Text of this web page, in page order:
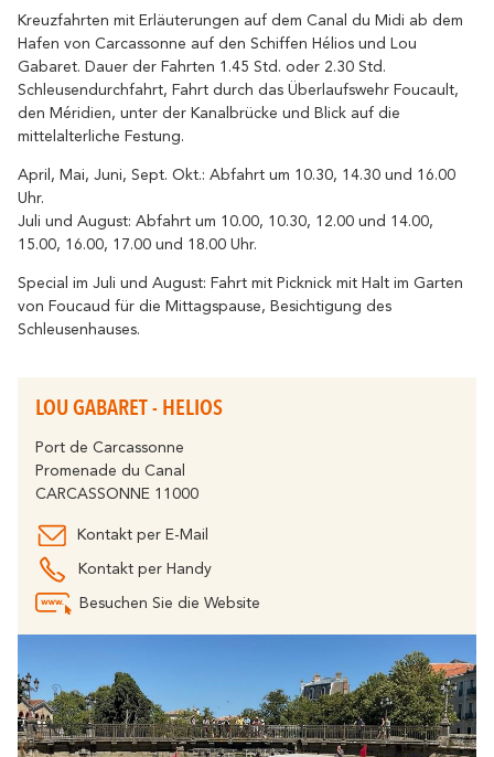
Wo die Geschichtewiderhallt
Wo die Natur widerhallt
Der Canal du Midi
Wo die Natur
Rund um Carcassonne
Wo die Vielfalt
Und außerdem
Alle Unterkünfte
Entspannung &
Alle Aktivitäten
Umweltbewusstes Reiseziel
Tourismus & Behinderung
Mit dem Fahrrad
Kontakt Broschüren
Entdecken Sie alle wichtigen
Veranstaltungen
Brennen der Stadt, der Weihnachtszauber,
Höhepunkte
Kreuzfahrten mit Erläuterungen auf dem Canal du Midi ab dem
Hafen von Carcassonne auf den Schiffen Hélios und Lou
Gabaret. Dauer der Fahrten 1.45 Std. oder 2.30 Std.
Schleusendurchfahrt, Fahrt durch das Überlaufswehr Foucault,
den Méridien, unter der Kanalbrücke und Blick auf die
mittelalterliche Festung.
April, Mai, Juni, Sept. Okt.: Abfahrt um 10.30, 14.30 und 16.00
Uhr.
Juli und August: Abfahrt um 10.00, 10.30, 12.00 und 14.00,
15.00, 16.00, 17.00 und 18.00 Uhr.
Special im Juli und August: Fahrt mit Picknick mit Halt im Garten
von Foucaud für die Mittagspause, Besichtigung des
Schleusenhauses.
LOU GABARET - HELIOS
Port de Carcassonne
Promenade du Canal
CARCASSONNE 11000
Kontakt per E-Mail
Kontakt per Handy
Besuchen Sie die Website